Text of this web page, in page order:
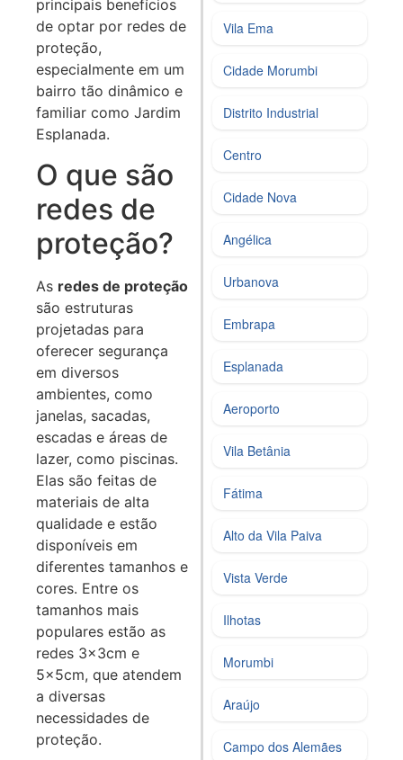
principais benefícios
de optar por redes de
proteção,
especialmente em um
bairro tão dinâmico e
familiar como Jardim
Esplanada.
O que são
redes de
proteção?
As redes de proteção
são estruturas
projetadas para
oferecer segurança
em diversos
ambientes, como
janelas, sacadas,
escadas e áreas de
lazer, como piscinas.
Elas são feitas de
materiais de alta
qualidade e estão
disponíveis em
diferentes tamanhos e
cores. Entre os
tamanhos mais
populares estão as
redes 3x3cm e
5x5cm, que atendem
a diversas
necessidades de
proteção.
Vila Ema
Cidade Morumbi
Distrito Industrial
Centro
Cidade Nova
Angélica
Urbanova
Embrapa
Esplanada
Aeroporto
Vila Betânia
Fátima
Alto da Vila Paiva
Vista Verde
Ilhotas
Morumbi
Araújo
Campo dos Alemães